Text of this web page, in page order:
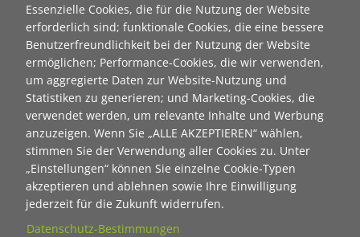
Essenzielle Cookies, die für die Nutzung der Website
erforderlich sind; funktionale Cookies, die eine bessere
Benutzerfreundlichkeit bei der Nutzung der Website
ermöglichen; Performance-Cookies, die wir verwenden,
um aggregierte Daten zur Website-Nutzung und
Statistiken zu generieren; und Marketing-Cookies, die
verwendet werden, um relevante Inhalte und Werbung
anzuzeigen. Wenn Sie „ALLE AKZEPTIEREN“ wählen,
stimmen Sie der Verwendung aller Cookies zu. Unter
„Einstellungen“ können Sie einzelne Cookie-Typen
akzeptieren und ablehnen sowie Ihre Einwilligung
jederzeit für die Zukunft widerrufen.
Datenschutz-Bestimmungen
Unser Newsletter informiert in unregelmäßigen Abständen
über die Aktivitäten der Stiftung "Ecken wecken" und die des
Bürgerbahnhofs Plagwitz. Persönliche Daten werden auf
einem Server in Deutschland gespeichert und werden nicht
an Dritte weitergegeben. Natürlich kann jederzeit eine
Abmeldung erfolgen - einfach eineE-Mailsenden mit "kein
Newsletter" im Betreff.
Hier geht's zum aktuellen Newsletter der Stiftung
"Ecken wecken":
als html
als pdf